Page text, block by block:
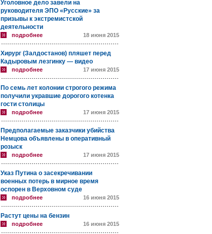
Уголовное дело завели на
руководителя ЭПО «Русские» за
призывы к экстремистской
деятельности
подробнее 18 июня 2015
Хирург (Залдостанов) пляшет перед
Кадыровым лезгинку — видео
подробнее 17 июня 2015
По семь лет колонии строгого режима
получили укравшие дорогого котенка
гости столицы
подробнее 17 июня 2015
Предполагаемые заказчики убийства
Немцова объявлены в оперативный
розыск
подробнее 17 июня 2015
Указ Путина о засекречивании
военных потерь в мирное время
оспорен в Верховном суде
подробнее 16 июня 2015
Растут цены на бензин
подробнее 16 июня 2015